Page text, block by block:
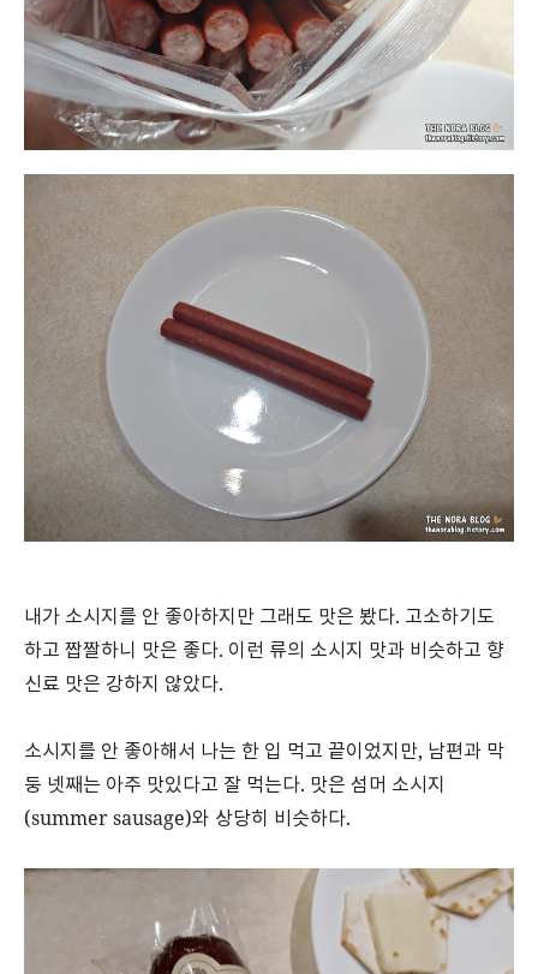
내가 소시지를 안 좋아하지만 그래도 맛은 봤다. 고소하기도
하고 짭짤하니 맛은 좋다. 이런 류의 소시지 맛과 비슷하고 향
신료 맛은 강하지 않았다.
소시지를 안 좋아해서 나는 한 입 먹고 끝이었지만, 남편과 막
둥 넷째는 아주 맛있다고 잘 먹는다. 맛은 섬머 소시지
(summer sausage)와 상당히 비슷하다.